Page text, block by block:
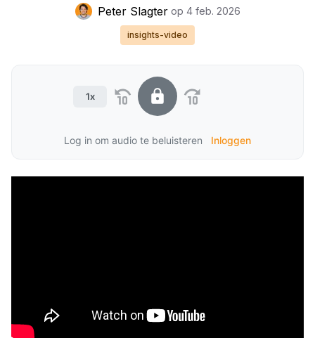
Peter Slagter op 4 feb. 2026
insights-video
1x
Log in om audio te beluisteren Inloggen